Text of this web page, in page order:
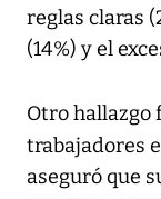
reglas claras
(14%) y el
Otro hallazgo
trabajadores
aseguró que